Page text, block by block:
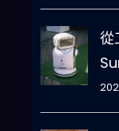
從